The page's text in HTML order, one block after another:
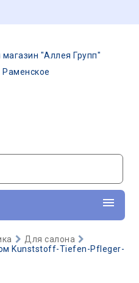
"Аллея Групп"
Раменское
Для салона
Kunststoff-Tiefen-Pfleger-